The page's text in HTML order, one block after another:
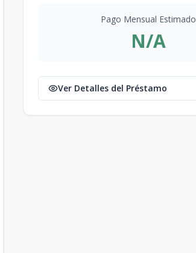
Pago Mensual Estimado
N/A
Ver Detalles del Préstamo